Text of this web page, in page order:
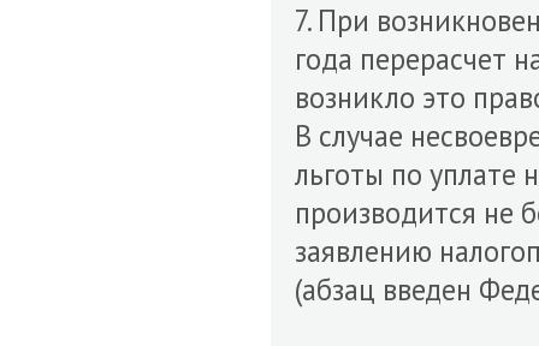
7. При
года перерасчет
возникло это
В случае
льготы по уплате
производится не
заявлению
(абзац введен